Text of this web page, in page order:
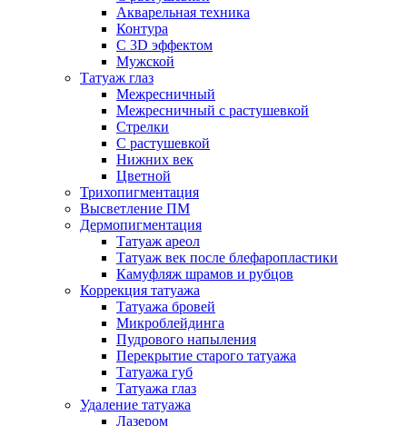
Акварельная техника
Контура
С 3D эффектом
Мужской
Татуаж глаз
Межресничный
Межресничный с растушевкой
Стрелки
С растушевкой
Нижних век
Цветной
Трихопигментация
Высветление ПМ
Дермопигментация
Татуаж ареол
Татуаж век после блефаропластики
Камуфляж шрамов и рубцов
Коррекция татуажа
Татуажа бровей
Микроблейдинга
Пудрового напыления
Перекрытие старого татуажа
Татуажа губ
Татуажа глаз
Удаление татуажа
Лазером